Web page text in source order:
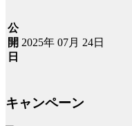
公
開
日
2025年 07月 24日
キャンペーン